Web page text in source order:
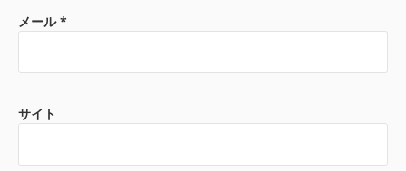
メール*
サイト